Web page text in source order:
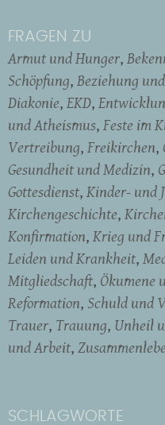
FRAGEN ZU
Armut und Hunger
Schöpfung Beziehung
Diakonie EKD
und Atheismus Feste im
Vertreibung Freikirchen
Gesundheit und Medizin
Gottesdienst Kinder- und
Kirchengeschichte
Konfirmation Krieg und
Leiden und Krankheit
Mitgliedschaft Ökumene
Reformation Schuld und
Trauer Trauung Unheil
und Arbeit
SCHLAGWORTE